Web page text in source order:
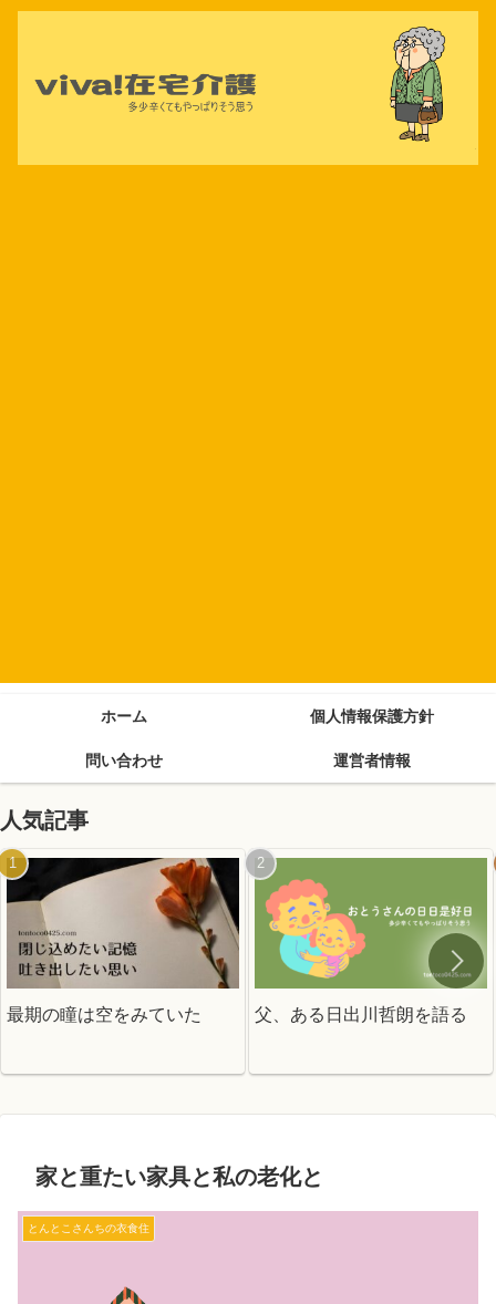
ホーム 個人情報保護方針
問い合わせ 運営者情報
人気記事
最期の瞳は空をみていた 父、ある日出川哲朗を語る
家と重たい家具と私の老化と
とんとこさんちの衣食住